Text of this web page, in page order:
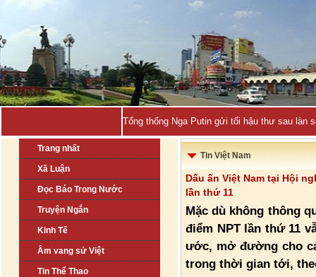
Tổng thống Nga Putin gửi tối hậu thư sau làn
Trang nhất
Xã Luận
Đọc Báo Trong Nước
Truyện Ngắn
Kinh Tế
Âm vang sử Việt
Tin Thể Thao
Tin Việt Nam
Dấu ấn Việt Nam tại Hội
lần thứ 11
Mặc dù không thông
điểm NPT lần thứ 11
ước, mở đường cho
trong thời gian tới,